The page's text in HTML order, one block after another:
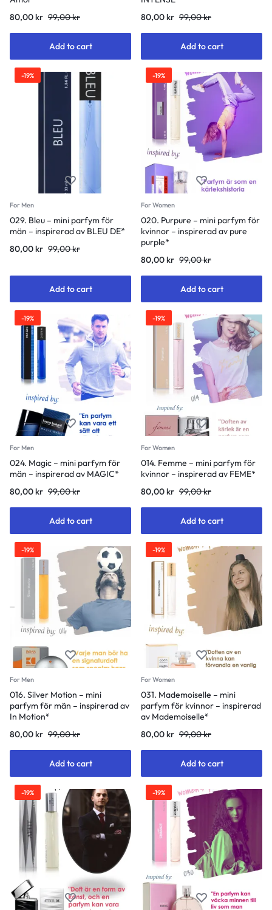
80,00kr 99,00kr
Add to cart
80,00kr 99,00kr
Add to cart
-19%
For Men
029. Bleu – mini parfym för
män – inspirerad av BLEU DE*
80,00kr 99,00kr
Add to cart
-19%
For Women
020. Purpure – mini parfym för
kvinnor – inspirerad av pure
purple*
80,00kr 99,00kr
Add to cart
-19%
For Men
024. Magic – mini parfym för
män – inspirerad av MAGIC*
80,00kr 99,00kr
Add to cart
-19%
For Women
014. Femme – mini parfym för
kvinnor – inspirerad av FEME*
80,00kr 99,00kr
Add to cart
-19%
For Men
016. Silver Motion – mini
parfym för män – inspirerad av
In Motion*
80,00kr 99,00kr
Add to cart
-19%
For Women
031. Mademoiselle – mini
parfym för kvinnor – inspirerad
av Mademoiselle*
80,00kr 99,00kr
Add to cart
-19% -19%